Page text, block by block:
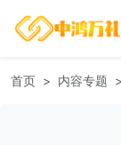
首页 内容专题